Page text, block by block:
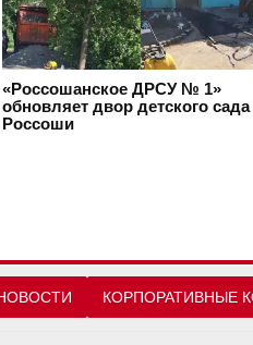
«Россошанское ДРСУ № 1»
обновляет двор детского сада
Россоши
КОРПОРАТИВНЫЕ